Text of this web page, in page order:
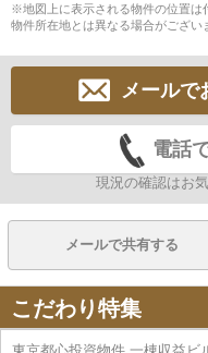
※地図上に表示される物件の位置は
物件所在地とは異なる場合がござい
メールで
電話
現況の確認はお
メールで共有する
こだわり特集